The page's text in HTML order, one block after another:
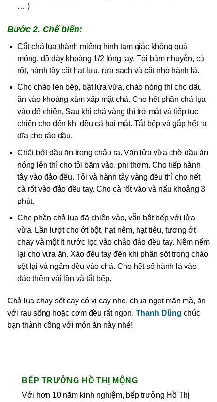
… )
Bước 2. Chế biến:
Cắt chả lụa thành miếng hình tam giác không quá
mỏng, độ dày khoảng 1/2 lóng tay. Tỏi băm nhuyễn, cà
rốt, hành tây cắt hạt lựu, rửa sạch và cắt nhỏ hành lá.
Cho chảo lên bếp, bật lửa vừa, chảo nóng thì cho dầu
ăn vào khoảng xâm xấp mặt chả. Cho hết phần chả lụa
vào để chiên. Sau khi chả vàng thì trở mặt và tiếp tục
chiên cho đến khi đều cả hai mặt. Tắt bếp và gắp hết ra
dĩa cho ráo dầu.
Chắt bớt dầu ăn trong chảo ra. Vặn lửa vừa chờ dầu ăn
nóng lên thì cho tỏi băm vào, phi thơm. Cho tiếp hành
tây vào đảo đều. Tỏi và hành tây vàng đều thì cho hết
cà rốt vào đảo đều tay. Cho cà rốt vào và nấu khoảng 3
phút.
Cho phần chả lụa đã chiên vào, vẫn bật bếp với lửa
vừa. Lần lượt cho ớt bột, hạt nêm, hạt tiêu, tương ớt
chay và một ít nước lọc vào chảo đảo đều tay. Nêm nếm
lại cho vừa ăn. Xào đều tay đến khi phần sốt trong chảo
sệt lại và ngấm đều vào chả. Cho hết số hành lá vào
đảo thêm vài lần và tắt bếp.
Chả lụa chay sốt cay có vị cay nhẹ, chua ngọt mặn mà, ăn
với rau sống hoặc cơm đều rất ngon. Thanh Dũng chúc
bạn thành công với món ăn này nhé!
BẾP TRƯỞNG HỒ THỊ MỘNG
Với hơn 10 năm kinh nghiệm, bếp trưởng Hồ Thị